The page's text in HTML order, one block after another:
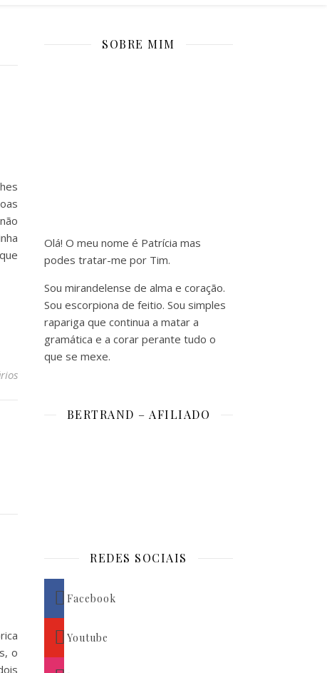
o
SOBRE MIM
Olá! O meu nome é Patrícia mas
podes tratar-me por Tim.
Sou mirandelense de alma e coração.
Sou escorpiona de feitio. Sou simples
rapariga que continua a matar a
gramática e a corar perante tudo o
que se mexe.
BERTRAND – AFILIADO
REDES SOCIAIS
Facebook
Youtube